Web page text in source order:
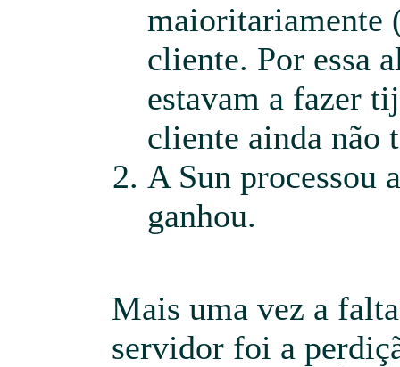
maioritariamente
cliente. Por essa
estavam a fazer
cliente ainda não
A Sun processou
ganhou.
Mais uma vez a
servidor foi a